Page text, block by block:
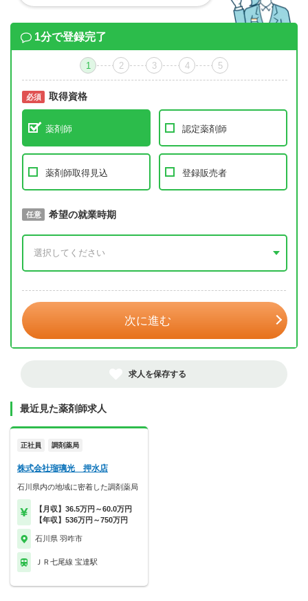
1分で登録完了
1 2 3 4 5
必須 取得資格
薬剤師 認定薬剤師
薬剤師取得見込 登録販売者
必須 取得予定年
任意 希望の就業時期
次に進む
求人を保存する
最近見た薬剤師求人
正社員 調剤薬局
株式会社瑠璃光 押水店
石川県内の地域に密着した調剤薬局
【月収】36.5万円～60.0万円
【年収】536万円～750万円
石川県 羽咋市
ＪＲ七尾線 宝達駅